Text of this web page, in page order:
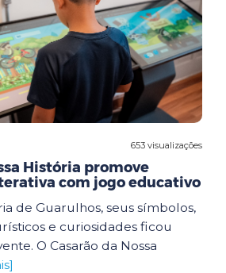
653 visualizações
História promove
com jogo educativo
de Guarulhos, seus símbolos,
e curiosidades ficou
O Casarão da Nossa